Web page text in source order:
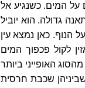
המים. כשנגיע אל
גדולה. הוא יוביל
הנוף. כאן נמצא עין
לקול פכפוך המים
האופייני ביותר
שכבת חרסית